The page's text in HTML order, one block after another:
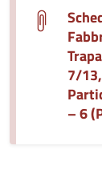
7/
– 6